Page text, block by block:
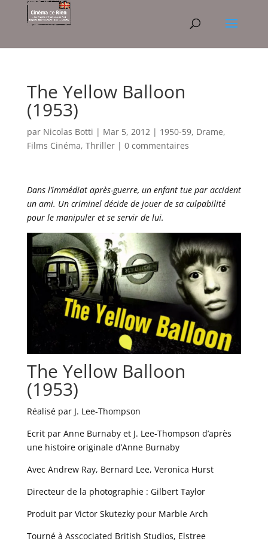
The Yellow Balloon
(1953)
par Nicolas Botti | Mar 5, 2012| 1950-59, Drame,
Films Cinéma, Thriller| 0 commentaires
Dans l’immédiat après-guerre, un enfant tue par accident
un ami. Un criminel décide de jouer de sa culpabilité
pour le manipuler et se servir de lui.
The Yellow Balloon
(1953)
Réalisé par J. Lee-Thompson
Ecrit par Anne Burnaby et J. Lee-Thompson d’après
une histoire originale d’Anne Burnaby
Avec Andrew Ray, Bernard Lee, Veronica Hurst
Directeur de la photographie : Gilbert Taylor
Produit par Victor Skutezky pour Marble Arch
Tourné à Asscociated British Studios, Elstree